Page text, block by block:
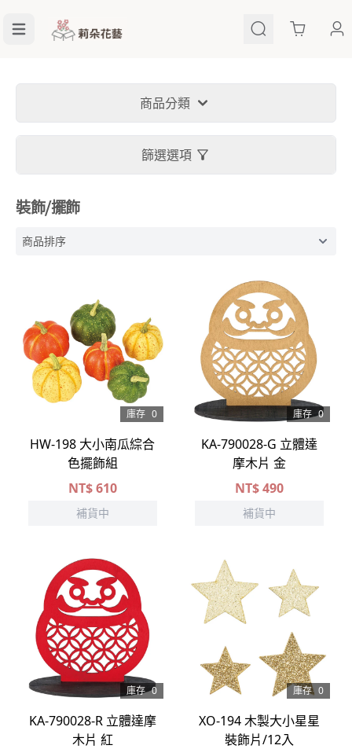
Cart
商品分類
篩選選項
裝飾⧸擺飾
庫存 0
HW-198 大小南瓜綜合
色擺飾組
NT$610
補貨中
庫存 0
KA-790028-G 立體達
摩木片 金
NT$490
補貨中
庫存 0
KA-790028-R 立體達摩
木片 紅
庫存 0
XO-194 木製大小星星
裝飾片/12入